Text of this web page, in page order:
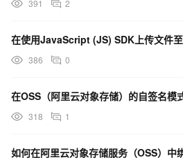
391 2
386 0
318 1
如何在阿里云对象存储服务（OSS）中